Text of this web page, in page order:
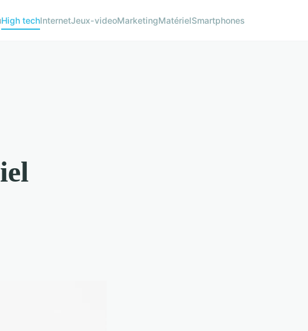
High techInternetJeux-videoMarketingMatérielSmartphones